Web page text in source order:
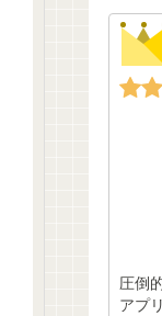
圧倒
アプ